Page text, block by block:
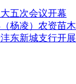
五次会议开幕
杨凌）农资苗
东新城支行开